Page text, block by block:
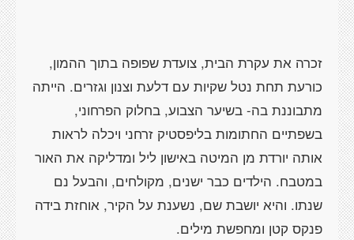
זכרה את עקרת הבית, צועדת שפופה בתוך ההמון,
כורעת תחת נטל שקיות עם דלעת וצנון וגזרים. הייתה
מתבוננת בה- בשיער הצבוע, בחלוק הפרחוני,
בשפתיים החתומות בליפסטיק זרחני ויכלה לראות
אותה יורדת מן המיטה באישון ליל ומדליקה את האור
במטבח. הילדים כבר ישנים, מקולחים, והבעל נם
שנתו. והיא יושבת שם, נשענת על הקיר, אוחזת בידה
פנקס קטן ומחפשת מילים.